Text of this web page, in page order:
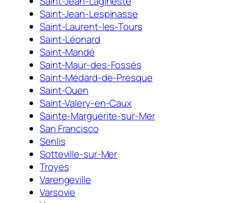
Saint-Jean-Lespinasse
Saint-Laurent-les-Tours
Saint-Léonard
Saint-Mandé
Saint-Maur-des-Fossés
Saint-Médard-de-Presque
Saint-Ouen
Saint-Valery-en-Caux
Sainte-Marguerite-sur-Mer
San Francisco
Senlis
Sotteville-sur-Mer
Troyes
Varengeville
Varsovie